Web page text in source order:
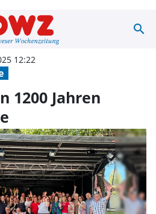
Im Zeichen von
search
12:22
1200 Jahren